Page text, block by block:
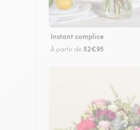
Instant complice
À partir de 52€95